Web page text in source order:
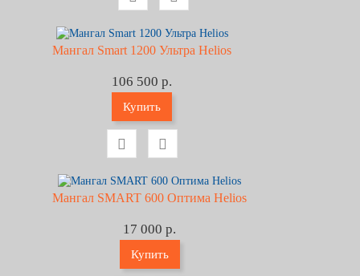
Мангал Smart 1200 Ультра Helios
106 500 р.
Купить
Мангал SMART 600 Оптима Helios
17 000 р.
Купить